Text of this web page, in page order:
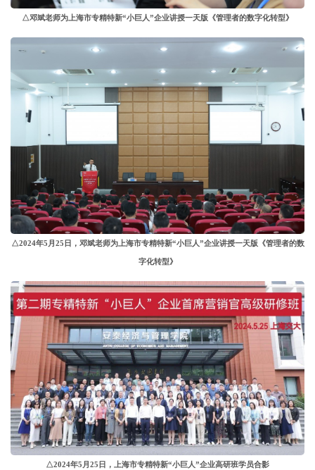
△邓斌老师为上海市专精特新“小巨人”企业讲授一天版《管理者的数字化转型》
△2024年5月25日，邓斌老师为上海市专精特新“小巨人”企业讲授一天版《管理者的数
字化转型》
△2024年5月25日，上海市专精特新“小巨人”企业高研班学员合影